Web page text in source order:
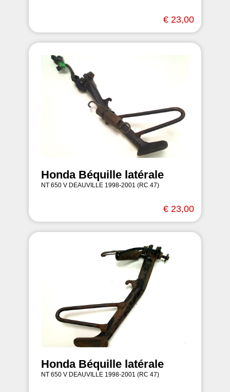
€ 23,00
Honda Béquille latérale
NT 650 V DEAUVILLE 1998-2001 (RC 47)
€ 23,00
Honda Béquille latérale
NT 650 V DEAUVILLE 1998-2001 (RC 47)